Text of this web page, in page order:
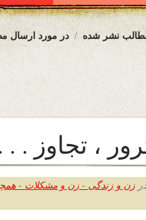
در مورد ارسال نشر شده
، تجاوز . .
زن و زندگی - زن و مشکلات -